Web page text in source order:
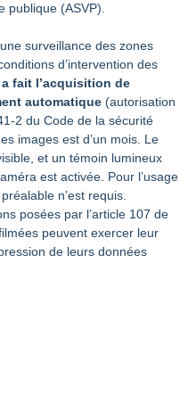
publique (ASVP).
surveillance des zones
d’intervention des
fait l’acquisition de
automatique (autorisation
2 du Code de la sécurité
images est d’un mois. Le
et un témoin lumineux
est activée. Pour l’usage
n’est requis.
posées par l’article 107 de
peuvent exercer leur
de leurs données